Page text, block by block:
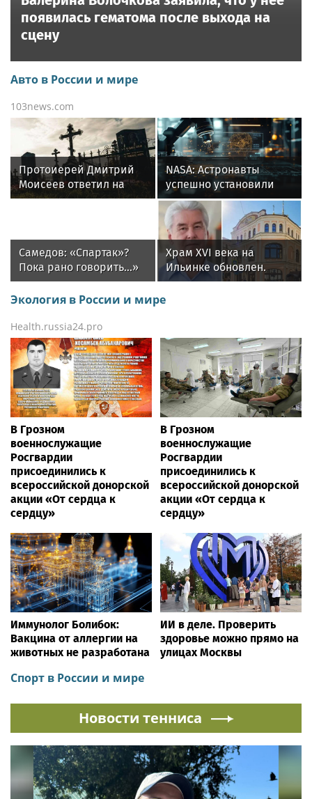
появилась гематома после выхода на
сцену
Авто в России и мире
103news.com
Протоиерей Дмитрий
Моисеев ответил на
вопрос: можно ли
NASA: Астронавты
успешно установили
оборудование на МКС в
четверг
Самедов: «Спартак»?
Пока рано говорить...»
Храм XVI века на
Ильинке обновлен.
Собянин рассказал об
итогах работ
Экология в России и мире
Health.russia24.pro
В Грозном
военнослужащие
Росгвардии
присоединились к
всероссийской донорской
акции «От сердца к
сердцу»
В Грозном
военнослужащие
Росгвардии
присоединились к
всероссийской донорской
акции «От сердца к
сердцу»
Иммунолог Болибок:
Вакцина от аллергии на
животных не разработана
ИИ в деле. Проверить
здоровье можно прямо на
улицах Москвы
Спорт в России и мире
Новости тенниса